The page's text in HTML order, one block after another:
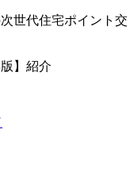
世代住宅ポイント交
】紹介